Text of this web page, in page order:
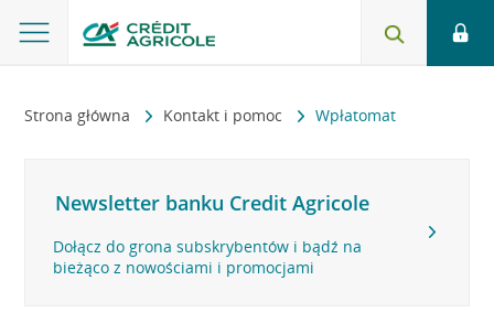
Strona główna Kontakt i pomoc Wpłatomat
Newsletter banku Credit Agricole
Dołącz do grona subskrybentów i bądź na
bieżąco z nowościami i promocjami